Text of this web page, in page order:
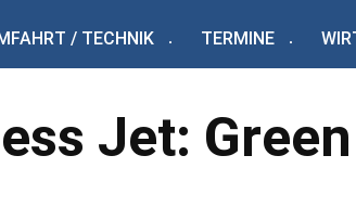
/ TECHNIK TERMINE
Jet: